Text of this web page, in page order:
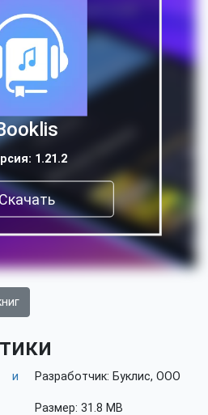
1.21.2
Скачать
и
Разработчик: Буклис, ООО
Размер: 31.8 MB